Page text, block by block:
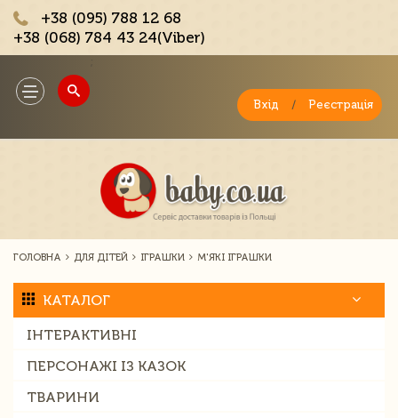
+38 (095) 788 12 68
+38 (068) 784 43 24(Viber)
Toggle
navigation
Вхід / Реєстрація
ГОЛОВНА ДЛЯ ДІТЕЙ ІГРАШКИ М'ЯКІ ІГРАШКИ
КАТАЛОГ
ІНТЕРАКТИВНІ
ПЕРСОНАЖІ ІЗ КАЗОК
ТВАРИНИ